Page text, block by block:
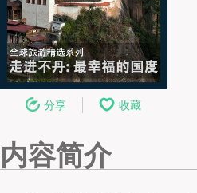
分享 收藏
内容简介